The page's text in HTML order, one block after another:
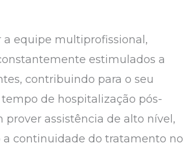
a equipe multiprofissional,
estimulados a
contribuindo para o seu
de hospitalização pós-
assistência de alto nível,
continuidade do tratamento no